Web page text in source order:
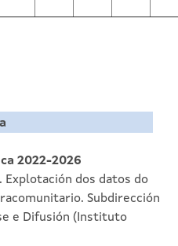
2022-2026
Explotación dos datos do
Subdirección
e Difusión (Instituto